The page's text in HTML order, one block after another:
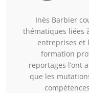
Inès Barbier
thématiques liées
entreprises et
formation
reportages l’ont
que les